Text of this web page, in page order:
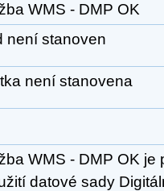
WMS - DMP OK
není stanoven
není stanovena
WMS - DMP OK
datové sady